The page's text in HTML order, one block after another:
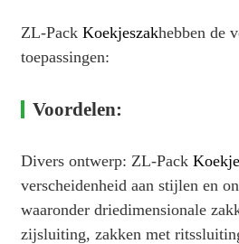
ZL-Pack Koekjeszakhebben de
toepassingen:
Voordelen:
Divers ontwerp: ZL-Pack
verscheidenheid aan stijlen en
waaronder driedimensionale
zijsluiting, zakken met